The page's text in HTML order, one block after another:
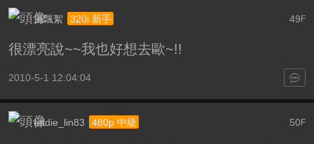
49F
風飄絮 320i 新手
很漂亮說~~我也好想去歐~!!
2010-5-1 12:04:04
50F
eddie_lin83 480p 中級